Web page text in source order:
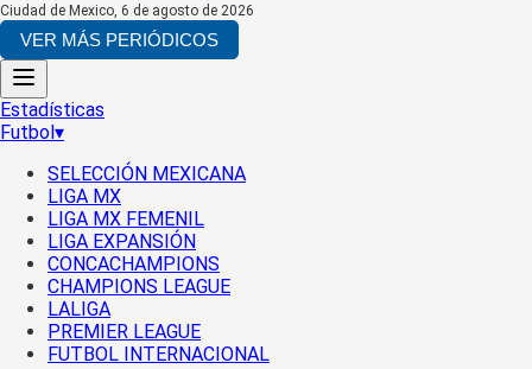
Ciudad de Mexico, 6 de agosto de 2026
VER MÁS PERIÓDICOS
Estadísticas
Futbol▾
SELECCIÓN MEXICANA
LIGA MX
LIGA MX FEMENIL
LIGA EXPANSIÓN
CONCACHAMPIONS
CHAMPIONS LEAGUE
LALIGA
PREMIER LEAGUE
FUTBOL INTERNACIONAL